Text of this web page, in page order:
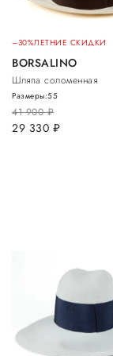
–30%ЛЕТНИЕ СКИДКИ
BORSALINO
Шляпа соломенная
41 900руб.
29 330 руб.
Размеры:55